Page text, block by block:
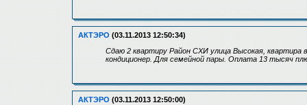
АКТЭРО (03.11.2013 12:50:34)
Сдаю 2 квартиру Район СХИ улица Высокая,
кондиционер. Для семейной пары. Оплата 13 тысяч
АКТЭРО (03.11.2013 12:50:00)